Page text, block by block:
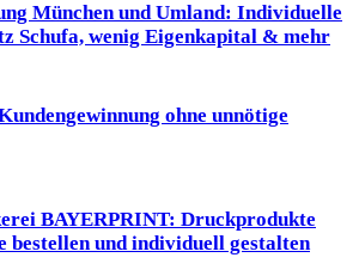
München und Umland: Individuelle
Schufa, wenig Eigenkapital & mehr
ohne unnötige
BAYERPRINT: Druckprodukte
bestellen und individuell gestalten